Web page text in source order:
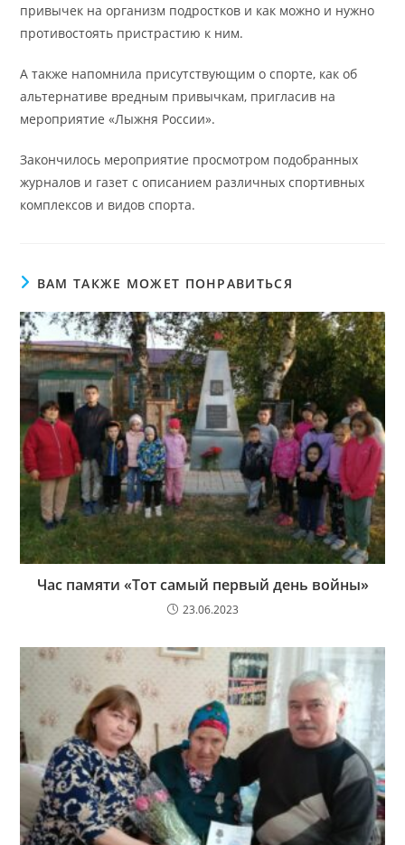
привычек на организм подростков и как можно и нужно
противостоять пристрастию к ним.
А также напомнила присутствующим о спорте, как об
альтернативе вредным привычкам, пригласив на
мероприятие «Лыжня России».
Закончилось мероприятие просмотром подобранных
журналов и газет с описанием различных спортивных
комплексов и видов спорта.
ВАМ ТАКЖЕ МОЖЕТ ПОНРАВИТЬСЯ
Час памяти «Тот самый первый день войны»
23.06.2023